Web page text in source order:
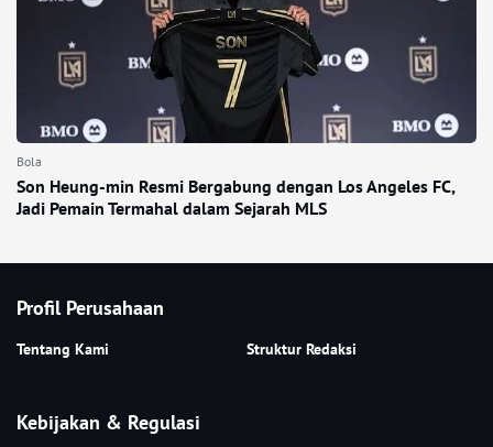
Bola
Son Heung-min Resmi Bergabung dengan Los Angeles FC,
Jadi Pemain Termahal dalam Sejarah MLS
Profil Perusahaan
Tentang Kami Struktur Redaksi
Kebijakan & Regulasi